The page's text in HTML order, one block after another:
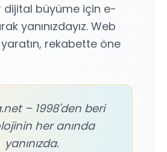
dijital büyüme için e-
yanınızdayız. Web
rekabette öne
– 1998'den beri
her anında
yanınızda.